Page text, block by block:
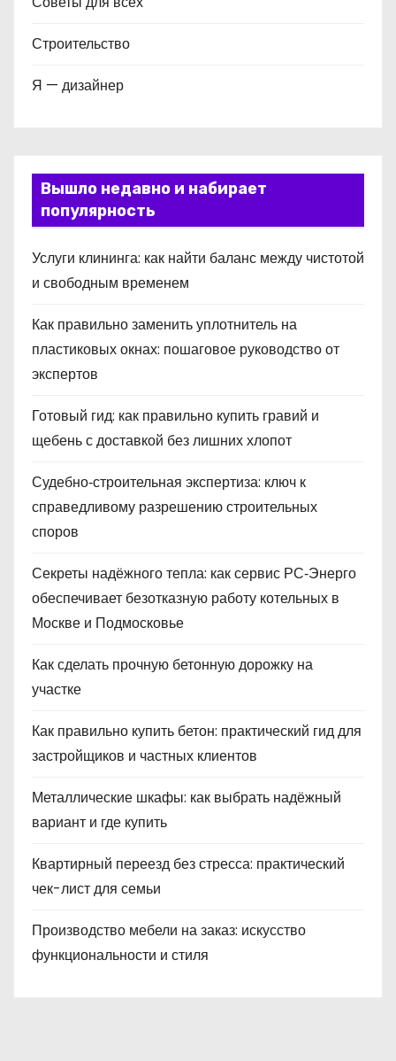
Строительство
Я — дизайнер
Вышло недавно и набирает
популярность
Услуги клининга: как найти баланс между чистотой
и свободным временем
Как правильно заменить уплотнитель на
пластиковых окнах: пошаговое руководство от
экспертов
Готовый гид: как правильно купить гравий и
щебень с доставкой без лишних хлопот
Судебно‑строительная экспертиза: ключ к
справедливому разрешению строительных
споров
Секреты надёжного тепла: как сервис РС‑Энерго
обеспечивает безотказную работу котельных в
Москве и Подмосковье
Как сделать прочную бетонную дорожку на
участке
Как правильно купить бетон: практический гид для
застройщиков и частных клиентов
Металлические шкафы: как выбрать надёжный
вариант и где купить
Квартирный переезд без стресса: практический
чек-лист для семьи
Производство мебели на заказ: искусство
функциональности и стиля